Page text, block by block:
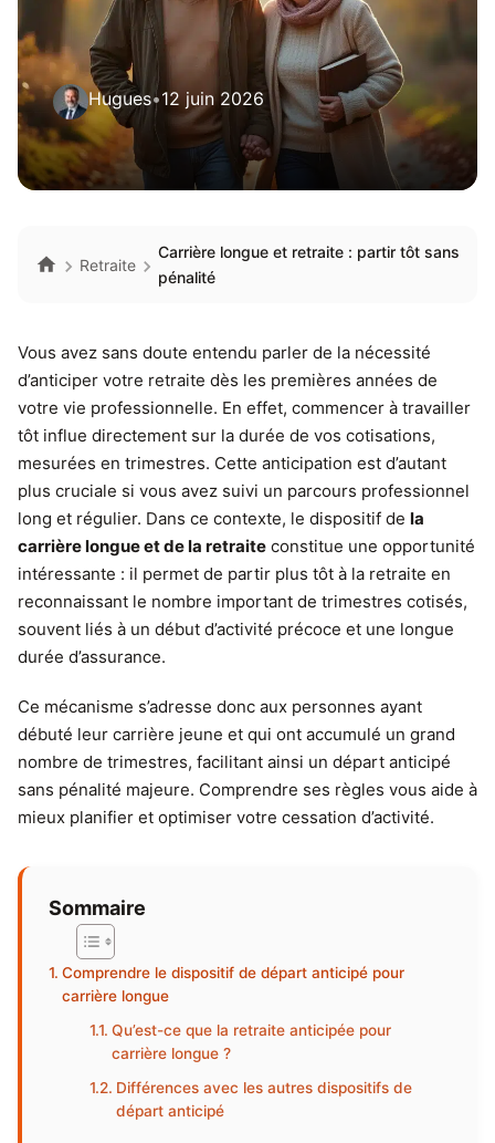
Hugues•12 juin 2026
Retraite
Carrière longue et retraite : partir tôt sans
pénalité
Vous avez sans doute entendu parler de la nécessité
d’anticiper votre retraite dès les premières années de
votre vie professionnelle. En effet, commencer à travailler
tôt influe directement sur la durée de vos cotisations,
mesurées en trimestres. Cette anticipation est d’autant
plus cruciale si vous avez suivi un parcours professionnel
long et régulier. Dans ce contexte, le dispositif de la
carrière longue et de la retraite constitue une opportunité
intéressante : il permet de partir plus tôt à la retraite en
reconnaissant le nombre important de trimestres cotisés,
souvent liés à un début d’activité précoce et une longue
durée d’assurance.
Ce mécanisme s’adresse donc aux personnes ayant
débuté leur carrière jeune et qui ont accumulé un grand
nombre de trimestres, facilitant ainsi un départ anticipé
sans pénalité majeure. Comprendre ses règles vous aide à
mieux planifier et optimiser votre cessation d’activité.
Sommaire
Comprendre le dispositif de départ anticipé pour
carrière longue
Qu’est-ce que la retraite anticipée pour
carrière longue ?
Différences avec les autres dispositifs de
départ anticipé